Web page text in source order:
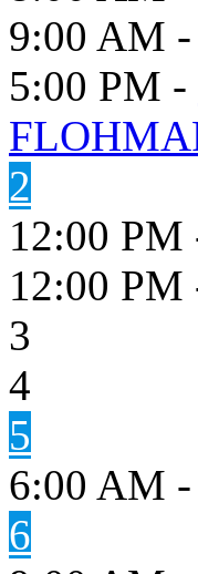
9:00 AM -
5:00 PM -
2
12:00 PM
12:00 PM
3
4
5
6:00 AM -
6